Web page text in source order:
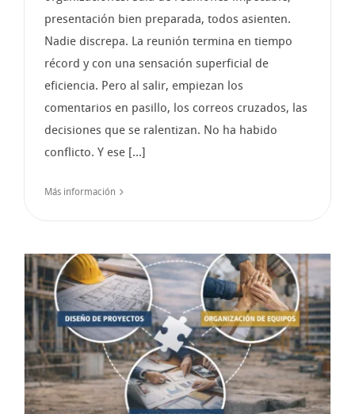
presentación bien preparada, todos asienten.
Nadie discrepa. La reunión termina en tiempo
récord y con una sensación superficial de
eficiencia. Pero al salir, empiezan los
comentarios en pasillo, los correos cruzados, las
decisiones que se ralentizan. No ha habido
conflicto. Y ese [...]
Más información